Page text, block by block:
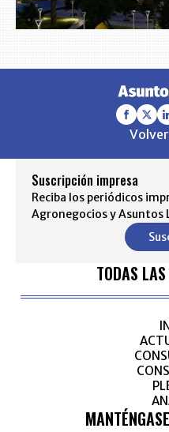
Suscripción impresa
Reciba los periódicos
Agronegocios y Asuntos
TODAS